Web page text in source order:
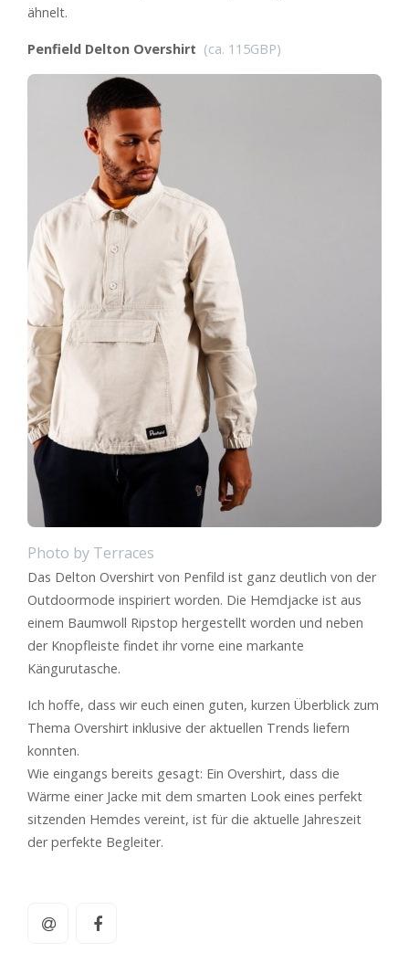
ähnelt.
Penfield Delton Overshirt (ca. 115GBP)
Photo by Terraces
Das Delton Overshirt von Penfild ist ganz deutlich von der
Outdoormode inspiriert worden. Die Hemdjacke ist aus
einem Baumwoll Ripstop hergestellt worden und neben
der Knopfleiste findet ihr vorne eine markante
Kängurutasche.
Ich hoffe, dass wir euch einen guten, kurzen Überblick zum
Thema Overshirt inklusive der aktuellen Trends liefern
konnten.
Wie eingangs bereits gesagt: Ein Overshirt, dass die
Wärme einer Jacke mit dem smarten Look eines perfekt
sitzenden Hemdes vereint, ist für die aktuelle Jahreszeit
der perfekte Begleiter.